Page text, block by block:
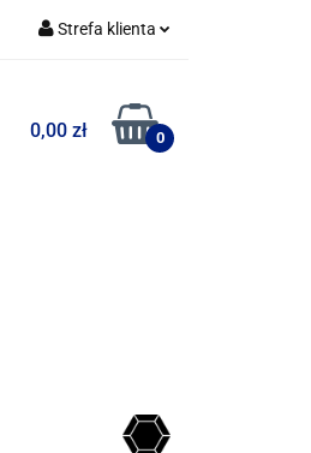
Strefa klienta
Zarejestruj się
0,00 zł 0